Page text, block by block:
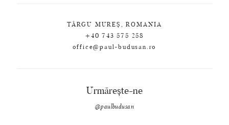
TÂRGU MUREȘ, ROMANIA
+40 743 575 258
office@paul-budusan.ro
Urmărește-ne
@paulbudusan